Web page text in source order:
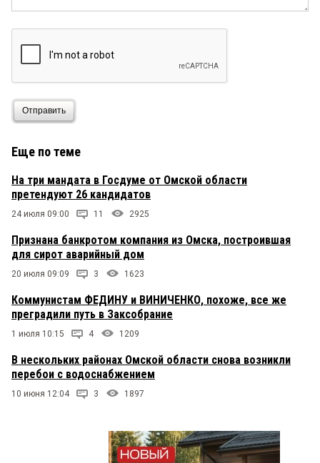
Отправить
Еще по теме
На три мандата в Госдуме от Омской области
претендуют 26 кандидатов
24 июля 09:00 11 2925
Признана банкротом компания из Омска, построившая
для сирот аварийный дом
20 июля 09:09 3 1623
Коммунистам ФЕДИНУ и ВИНИЧЕНКО, похоже, все же
преградили путь в Заксобрание
1 июля 10:15 4 1209
В нескольких районах Омской области снова возникли
перебои с водоснабжением
10 июня 12:04 3 1897